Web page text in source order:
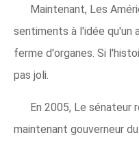
Maintenant, Les
sentiments à l'idée qu'un
ferme d'organes. Si
pas joli.
En 2005, Le sénateur
maintenant gouverneur